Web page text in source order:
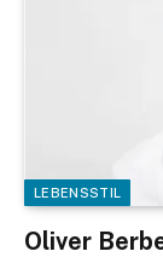
LEBENSSTIL
Oliver